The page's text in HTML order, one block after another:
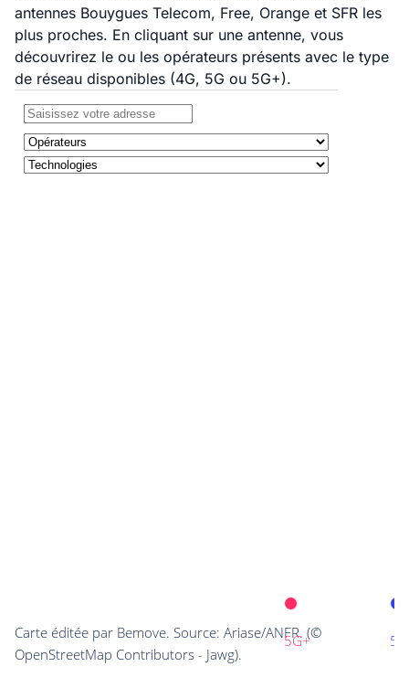
antennes Bouygues Telecom, Free, Orange et SFR les
plus proches. En cliquant sur une antenne, vous
découvrirez le ou les opérateurs présents avec le type
de réseau disponibles (4G, 5G ou 5G+).